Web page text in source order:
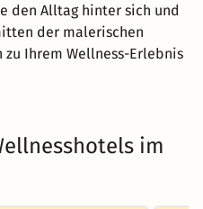
den Alltag hinter sich und
der malerischen
Ihrem Wellness-Erlebnis
im